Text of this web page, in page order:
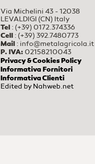
Via Michelini 43 - 12038
LEVALDIGI (CN) Italy
Tel : (+39) 0172.374336
Cell : (+39) 392.7480773
Mail : info@metalagricola.it
P. IVA: 02158210043
Privacy & Cookies Policy
Informativa Fornitori
Informativa Clienti
Edited byNahweb.net